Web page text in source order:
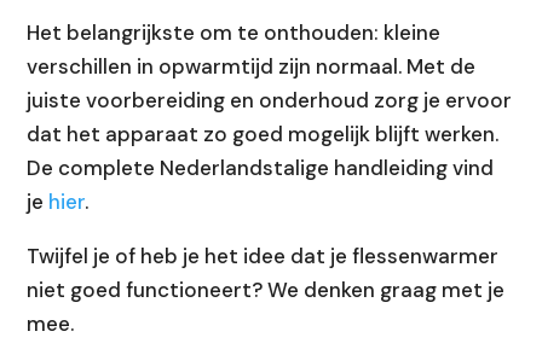
Het belangrijkste om te onthouden: kleine
verschillen in opwarmtijd zijn normaal. Met de
juiste voorbereiding en onderhoud zorg je ervoor
dat het apparaat zo goed mogelijk blijft werken.
De complete Nederlandstalige handleiding vind
je hier.
Twijfel je of heb je het idee dat je flessenwarmer
niet goed functioneert? We denken graag met je
mee.